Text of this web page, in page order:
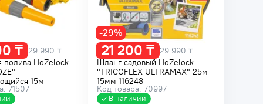
₸ 29 990 ₸
полива HoZelock
15м
71507
21 200 ₸ 29 990 ₸
-29%
Шланг садовый HoZelock
"TRICOFLEX ULTRAMAX" 25м
15мм 116248
Код товара: 70997
В наличии